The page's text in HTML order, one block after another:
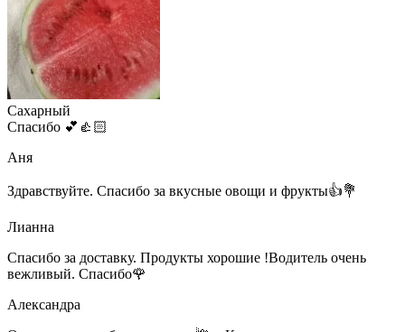
Сахарный
Спасибо 💕👍🏻
Аня
Здравствуйте. Спасибо за вкусные овощи и фрукты👍💐
Лианна
Спасибо за доставку. Продукты хорошие !Водитель очень
вежливый. Спасибо🌹
Александра